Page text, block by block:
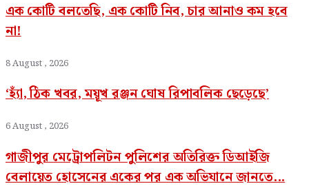
এক কোটি বলতেছি, এক কোটি নিব, চার আনাও কম হবে
না!
8 August , 2026
‘হ্যাঁ, ঠিক খবর, ময়ূখ রঞ্জন ঘোষ রিপাবলিক ছেড়েছে’
6 August , 2026
গাজীপুর মেট্রোপলিটন পুলিশের অতিরিক্ত ডিআইজি
বেলায়েত হোসেনের একের পর এক অভিযানে জানতে...